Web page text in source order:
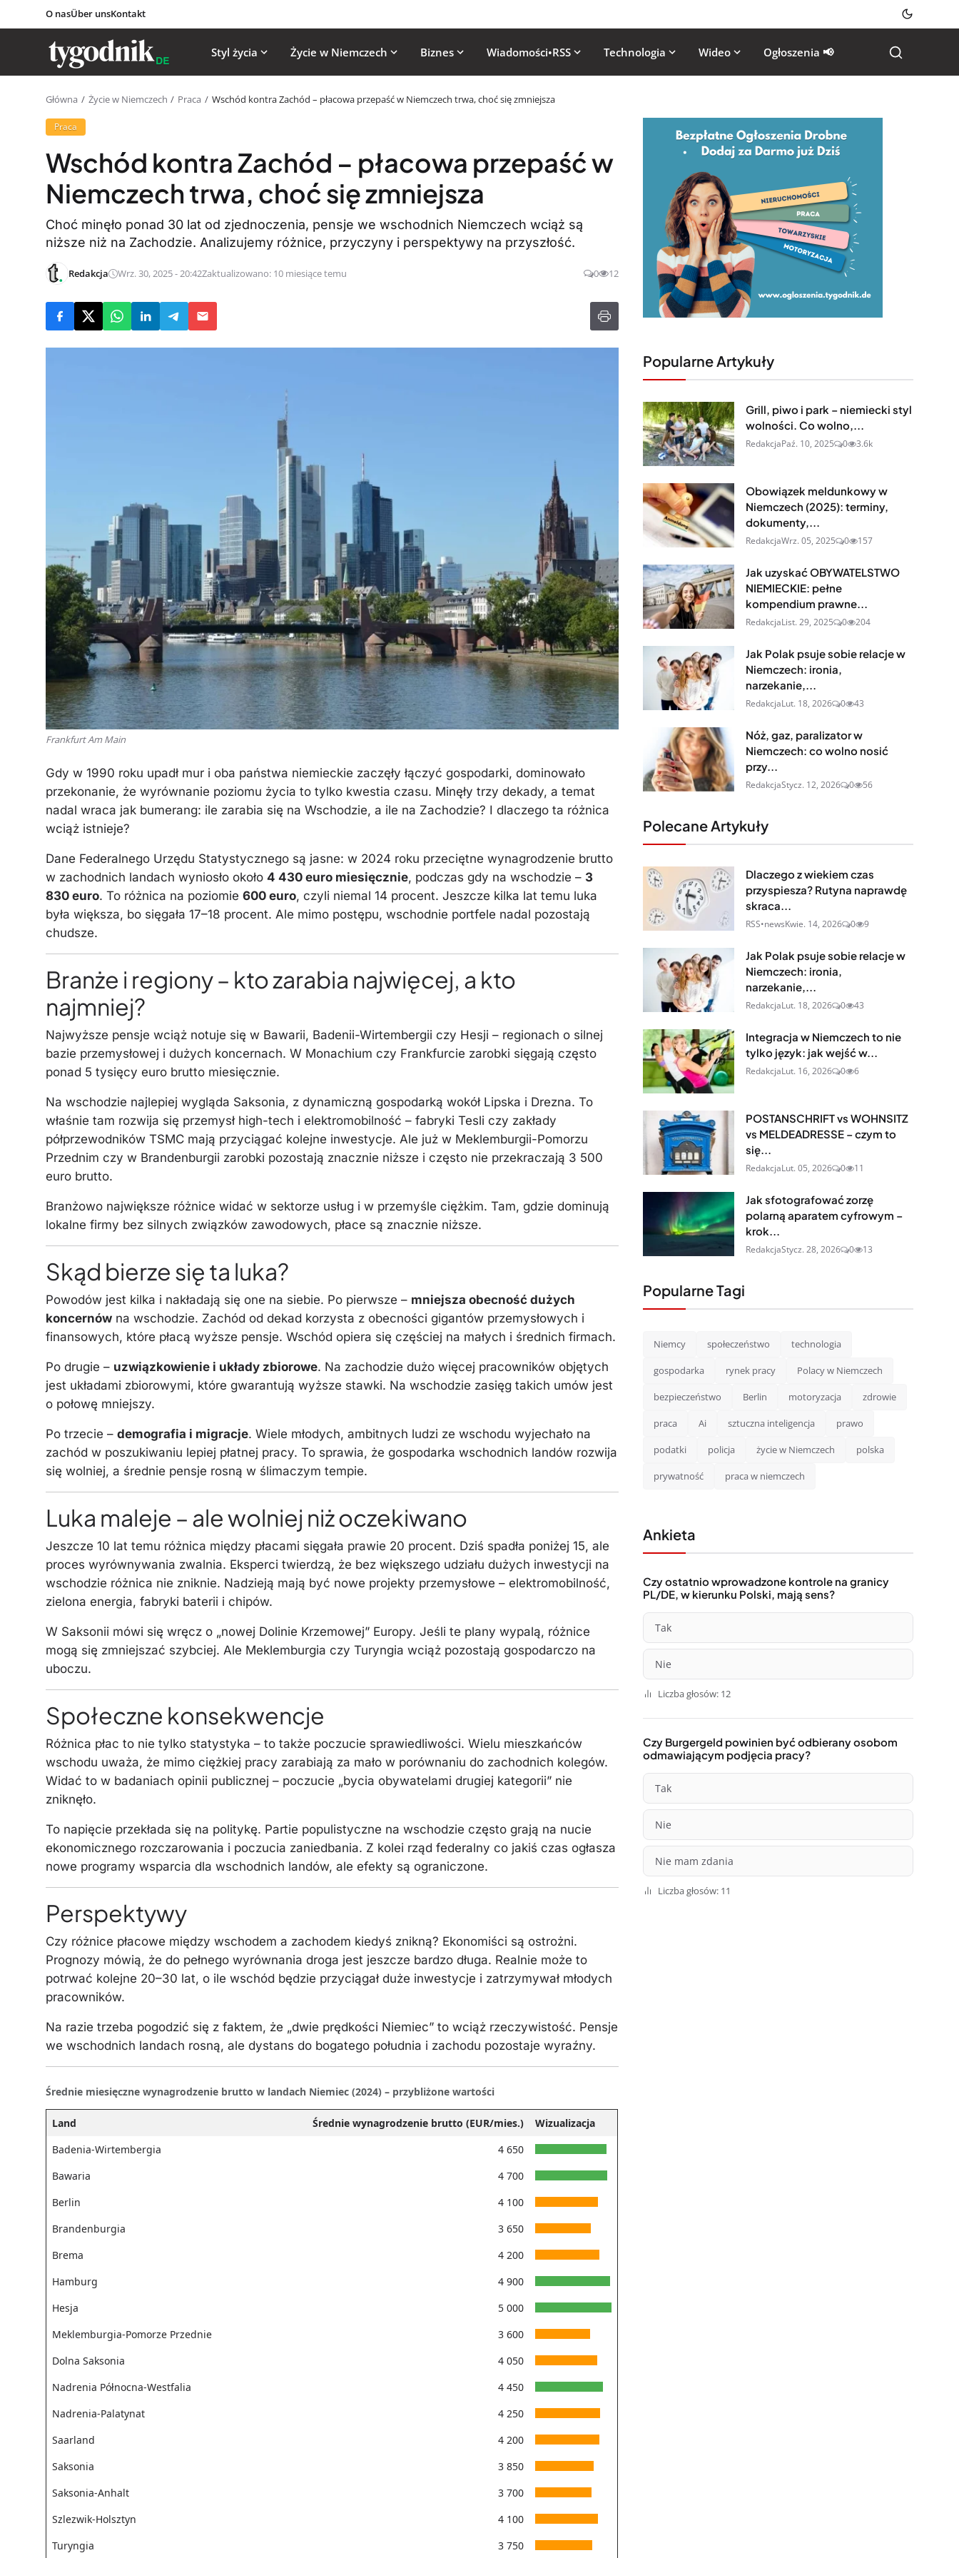
O nasÜber unsKontakt
Styl życia Życie w Niemczech Biznes Wiadomości•RSS Technologia Wideo Ogłoszenia 📢
Główna Życie w Niemczech Praca Wschód kontra Zachód – płacowa przepaść w Niemczech trwa, choć się zmniejsza
Praca
Wschód kontra Zachód – płacowa przepaść w
Niemczech trwa, choć się zmniejsza
Choć minęło ponad 30 lat od zjednoczenia, pensje we wschodnich Niemczech wciąż są
niższe niż na Zachodzie. Analizujemy różnice, przyczyny i perspektywy na przyszłość.
Redakcja Wrz. 30, 2025 - 20:42Zaktualizowano: 10 miesiące temu 0 12
Frankfurt Am Main
Gdy w 1990 roku upadł mur i oba państwa niemieckie zaczęły łączyć gospodarki, dominowało
przekonanie, że wyrównanie poziomu życia to tylko kwestia czasu. Minęły trzy dekady, a temat
nadal wraca jak bumerang: ile zarabia się na Wschodzie, a ile na Zachodzie? I dlaczego ta różnica
wciąż istnieje?
Dane Federalnego Urzędu Statystycznego są jasne: w 2024 roku przeciętne wynagrodzenie brutto
w zachodnich landach wyniosło około 4 430 euro miesięcznie, podczas gdy na wschodzie – 3
830 euro. To różnica na poziomie 600 euro, czyli niemal 14 procent. Jeszcze kilka lat temu luka
była większa, bo sięgała 17–18 procent. Ale mimo postępu, wschodnie portfele nadal pozostają
chudsze.
Branże i regiony – kto zarabia najwięcej, a kto
najmniej?
Najwyższe pensje wciąż notuje się w Bawarii, Badenii-Wirtembergii czy Hesji – regionach o silnej
bazie przemysłowej i dużych koncernach. W Monachium czy Frankfurcie zarobki sięgają często
ponad 5 tysięcy euro brutto miesięcznie.
Na wschodzie najlepiej wygląda Saksonia, z dynamiczną gospodarką wokół Lipska i Drezna. To
właśnie tam rozwija się przemysł high-tech i elektromobilność – fabryki Tesli czy zakłady
półprzewodników TSMC mają przyciągać kolejne inwestycje. Ale już w Meklemburgii-Pomorzu
Przednim czy w Brandenburgii zarobki pozostają znacznie niższe i często nie przekraczają 3 500
euro brutto.
Branżowo największe różnice widać w sektorze usług i w przemyśle ciężkim. Tam, gdzie dominują
lokalne firmy bez silnych związków zawodowych, płace są znacznie niższe.
Skąd bierze się ta luka?
Powodów jest kilka i nakładają się one na siebie. Po pierwsze – mniejsza obecność dużych
koncernów na wschodzie. Zachód od dekad korzysta z obecności gigantów przemysłowych i
finansowych, które płacą wyższe pensje. Wschód opiera się częściej na małych i średnich firmach.
Po drugie – uzwiązkowienie i układy zbiorowe. Na zachodzie dużo więcej pracowników objętych
jest układami zbiorowymi, które gwarantują wyższe stawki. Na wschodzie zasięg takich umów jest
o połowę mniejszy.
Po trzecie – demografia i migracje. Wiele młodych, ambitnych ludzi ze wschodu wyjechało na
zachód w poszukiwaniu lepiej płatnej pracy. To sprawia, że gospodarka wschodnich landów rozwija
się wolniej, a średnie pensje rosną w ślimaczym tempie.
Luka maleje – ale wolniej niż oczekiwano
Jeszcze 10 lat temu różnica między płacami sięgała prawie 20 procent. Dziś spadła poniżej 15, ale
proces wyrównywania zwalnia. Eksperci twierdzą, że bez większego udziału dużych inwestycji na
wschodzie różnica nie zniknie. Nadzieją mają być nowe projekty przemysłowe – elektromobilność,
zielona energia, fabryki baterii i chipów.
W Saksonii mówi się wręcz o „nowej Dolinie Krzemowej” Europy. Jeśli te plany wypalą, różnice
mogą się zmniejszać szybciej. Ale Meklemburgia czy Turyngia wciąż pozostają gospodarczo na
uboczu.
Społeczne konsekwencje
Różnica płac to nie tylko statystyka – to także poczucie sprawiedliwości. Wielu mieszkańców
wschodu uważa, że mimo ciężkiej pracy zarabiają za mało w porównaniu do zachodnich kolegów.
Widać to w badaniach opinii publicznej – poczucie „bycia obywatelami drugiej kategorii” nie
zniknęło.
To napięcie przekłada się na politykę. Partie populistyczne na wschodzie często grają na nucie
ekonomicznego rozczarowania i poczucia zaniedbania. Z kolei rząd federalny co jakiś czas ogłasza
nowe programy wsparcia dla wschodnich landów, ale efekty są ograniczone.
Perspektywy
Czy różnice płacowe między wschodem a zachodem kiedyś znikną? Ekonomiści są ostrożni.
Prognozy mówią, że do pełnego wyrównania droga jest jeszcze bardzo długa. Realnie może to
potrwać kolejne 20–30 lat, o ile wschód będzie przyciągał duże inwestycje i zatrzymywał młodych
pracowników.
Na razie trzeba pogodzić się z faktem, że „dwie prędkości Niemiec” to wciąż rzeczywistość. Pensje
we wschodnich landach rosną, ale dystans do bogatego południa i zachodu pozostaje wyraźny.
Średnie miesięczne wynagrodzenie brutto w landach Niemiec (2024) – przybliżone wartości
Land Średnie wynagrodzenie brutto (EUR/mies.)
Wizualizacja
Badenia-Wirtembergia
4 650
Bawaria
4 700
Berlin
4 100
Brandenburgia
3 650
Brema
4 200
Hamburg
4 900
Hesja
5 000
Meklemburgia-Pomorze Przednie
3 600
Dolna Saksonia
4 050
Nadrenia Północna-Westfalia
4 450
Nadrenia-Palatynat
4 250
Saarland
4 200
Saksonia
3 850
Saksonia-Anhalt
3 700
Szlezwik-Holsztyn
4 100
Turyngia
3 750
Popularne Artykuły
Grill, piwo i park – niemiecki styl
wolności. Co wolno,...
RedakcjaPaź. 10, 2025 0 3.6k
Obowiązek meldunkowy w
Niemczech (2025): terminy,
dokumenty,...
RedakcjaWrz. 05, 2025 0 157
Jak uzyskać OBYWATELSTWO
NIEMIECKIE: pełne
kompendium prawne...
RedakcjaList. 29, 2025 0 204
Jak Polak psuje sobie relacje w
Niemczech: ironia,
narzekanie,...
RedakcjaLut. 18, 2026 0 43
Nóż, gaz, paralizator w
Niemczech: co wolno nosić
przy...
RedakcjaStycz. 12, 2026 0 56
Polecane Artykuły
Dlaczego z wiekiem czas
przyspiesza? Rutyna naprawdę
skraca...
RSS•newsKwie. 14, 2026 0 9
Jak Polak psuje sobie relacje w
Niemczech: ironia,
narzekanie,...
RedakcjaLut. 18, 2026 0 43
Integracja w Niemczech to nie
tylko język: jak wejść w...
RedakcjaLut. 16, 2026 0 6
POSTANSCHRIFT vs WOHNSITZ
vs MELDEADRESSE – czym to
się...
RedakcjaLut. 05, 2026 0 11
Jak sfotografować zorzę
polarną aparatem cyfrowym –
krok...
RedakcjaStycz. 28, 2026 0 13
Popularne Tagi
Niemcy społeczeństwo technologia
gospodarka rynek pracy Polacy w Niemczech
bezpieczeństwo Berlin motoryzacja zdrowie
praca Ai sztuczna inteligencja prawo
podatki policja życie w Niemczech polska
prywatność praca w niemczech
Ankieta
Czy ostatnio wprowadzone kontrole na granicy
PL/DE, w kierunku Polski, mają sens?
Tak
Nie
Liczba głosów: 12
Czy Burgergeld powinien być odbierany osobom
odmawiającym podjęcia pracy?
Tak
Nie
Nie mam zdania
Liczba głosów: 11